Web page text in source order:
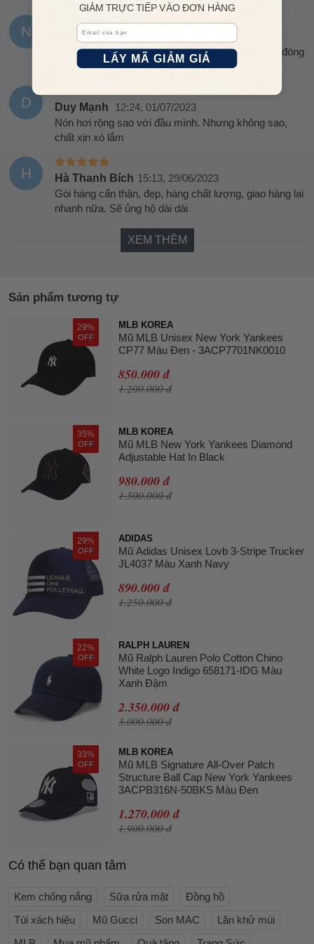
N Nguyễn Thùy Lan
Vải đẹp, nói chung rất ok, shop nhiệt tình chu đáo đóng
gói đẹp
D Duy Mạnh
12:24, 01/07/2023
Nón hơi rộng sao với đầu mình. Nhưng không sao,
chất xịn xò lắm
H Hà Thanh Bích 15:13, 29/06/2023
Gói hàng cẩn thận, đẹp, hàng chất lượng, giao hàng lại
nhanh nữa. Sẽ ủng hộ dài dài
XEM THÊM
Sản phẩm tương tự
29%
OFF
MLB KOREA
Mũ MLB Unisex New York Yankees
CP77 Màu Đen - 3ACP7701NK0010
850.000 đ
1.200.000 đ
35%
OFF
MLB KOREA
Mũ MLB New York Yankees Diamond
Adjustable Hat In Black
980.000 đ
1.500.000 đ
29%
OFF
ADIDAS
Mũ Adidas Unisex Lovb 3-Stripe Trucker
JL4037 Màu Xanh Navy
890.000 đ
1.250.000 đ
22%
OFF
RALPH LAUREN
Mũ Ralph Lauren Polo Cotton Chino
White Logo Indigo 658171-IDG Màu
Xanh Đậm
2.350.000 đ
3.000.000 đ
33%
OFF
MLB KOREA
Mũ MLB Signature All-Over Patch
Structure Ball Cap New York Yankees
3ACPB316N-50BKS Màu Đen
1.270.000 đ
1.900.000 đ
Có thể bạn quan tâm
Kem chống nắng Sữa rửa mặt
Đồng hồ
Túi xách hiệu
Mũ Gucci Son MAC
Lăn khử mùi
GIẢM TRỰC TIẾP VÀO ĐƠN HÀNG
Email
LẤY MÃ GIẢM GIÁ